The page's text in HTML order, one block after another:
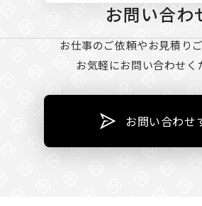
お問い合わ
お仕事のご依頼やお見積りご
お気軽にお問い合わせく
お問い合わせ